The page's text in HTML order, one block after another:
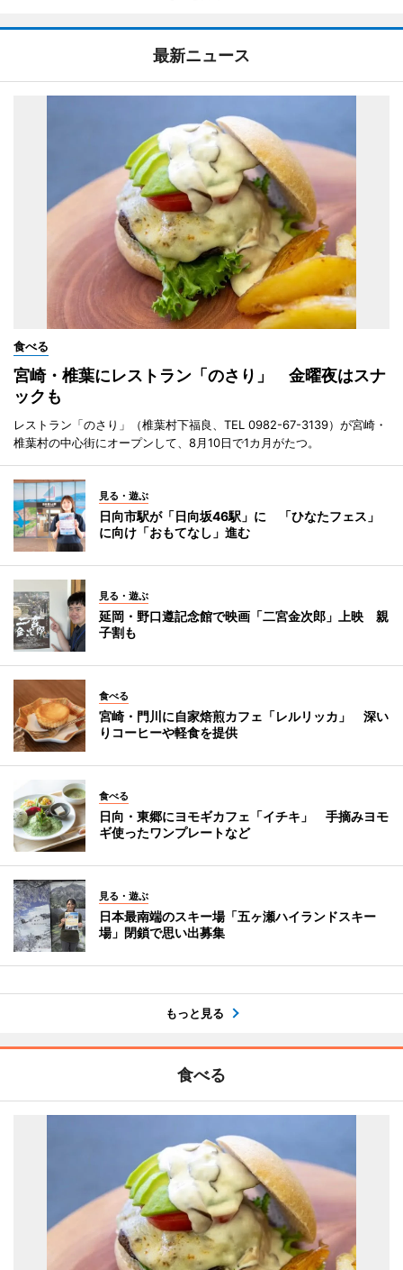
最新ニュース
食べる
宮崎・椎葉にレストラン「のさり」 金曜夜はスナ
ックも
レストラン「のさり」（椎葉村下福良、TEL 0982-67-3139）が宮崎・
椎葉村の中心街にオープンして、8月10日で1カ月がたつ。
見る・遊ぶ
日向市駅が「日向坂46駅」に 「ひなたフェス」
に向け「おもてなし」進む
見る・遊ぶ
延岡・野口遵記念館で映画「二宮金次郎」上映 親
子割も
食べる
宮崎・門川に自家焙煎カフェ「レルリッカ」 深い
りコーヒーや軽食を提供
食べる
日向・東郷にヨモギカフェ「イチキ」 手摘みヨモ
ギ使ったワンプレートなど
見る・遊ぶ
日本最南端のスキー場「五ヶ瀬ハイランドスキー
場」閉鎖で思い出募集
もっと見る
食べる